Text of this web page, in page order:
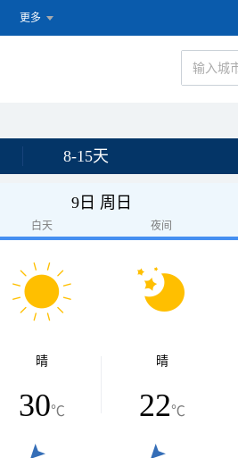
更多
8-15天
9日 周日
白天 夜间
晴
30℃
晴
22℃